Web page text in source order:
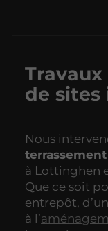
de
Nous
à Lottinghen
Que ce soit
entrepôt,
à l’